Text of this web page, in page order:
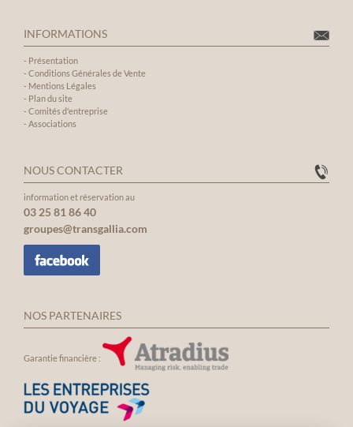
INFORMATIONS
- Présentation
- Conditions Générales de Vente
- Mentions Légales
- Plan du site
- Comités d'entreprise
- Associations
NOUS CONTACTER
information et réservation au
03 25 81 86 40
groupes@transgallia.com
NOS PARTENAIRES
Garantie financière :